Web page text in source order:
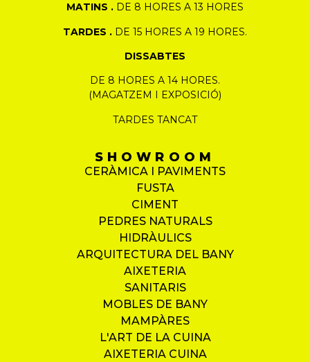
MATINS . DE 8 HORES A 13 HORES
TARDES . DE 15 HORES A 19 HORES.
DISSABTES
DE 8 HORES A 14 HORES.
(MAGATZEM I EXPOSICIÓ)
TARDES TANCAT
SHOWROOM
CERÀMICA I PAVIMENTS
FUSTA
CIMENT
PEDRES NATURALS
HIDRÀULICS
ARQUITECTURA DEL BANY
AIXETERIA
SANITARIS
MOBLES DE BANY
MAMPÀRES
L'ART DE LA CUINA
AIXETERIA CUINA